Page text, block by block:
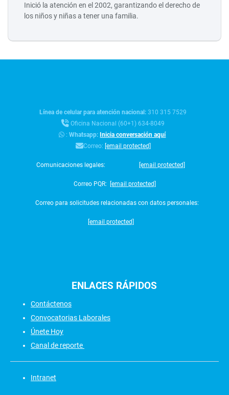
Inició la atención en el 2002, garantizando el derecho de
los niños y niñas a tener una familia.
Línea de celular para atención nacional:310 315 7529
Oficina Nacional (60+1) 634-8049
:Whatsapp: Inicia conversación aquí
Correo: [email protected]
Comunicaciones legales: [email protected]
Correo PQR: [email protected]
Correo para solicitudes relacionadas con datos personales:
[email protected]
ENLACES RÁPIDOS
Contáctenos
Convocatorias Laborales
Únete Hoy
Canal de reporte
Intranet